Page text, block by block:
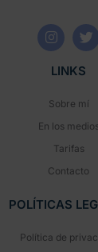
LINKS
Sobre mí
En los
Tarifas
Contacto
POLÍTICAS
Política de